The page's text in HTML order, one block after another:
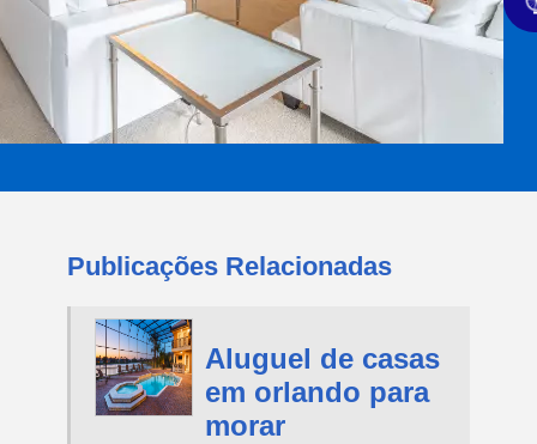
Publicações Relacionadas
Aluguel de casas
em orlando para
morar